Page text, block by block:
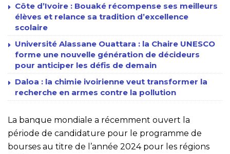
Côte d’Ivoire : Bouaké récompense ses meilleurs
élèves et relance sa tradition d’excellence
scolaire
Université Alassane Ouattara : la Chaire UNESCO
forme une nouvelle génération de décideurs
pour anticiper les défis de demain
Daloa : la chimie ivoirienne veut transformer la
recherche en armes contre la pollution
La banque mondiale a récemment ouvert la
période de candidature pour le programme de
bourses au titre de l’année 2024 pour les régions